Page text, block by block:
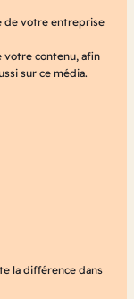
de votre entreprise
votre contenu, afin
sur ce média.
la différence dans